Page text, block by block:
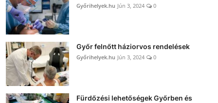
Győrihelyek.hu Jún 3, 2024 0
Győr felnőtt háziorvos rendelések
Győrihelyek.hu Jún 3, 2024 0
Fürdőzési lehetőségek Győrben és